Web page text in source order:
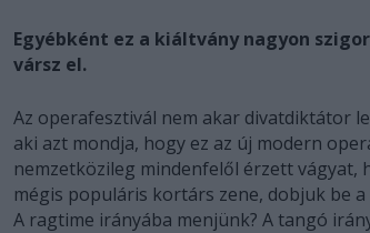
Egyébként ez a kiáltvány nagyon
vársz el.
Az operafesztivál nem akar divatdiktátor
aki azt mondja, hogy ez az új modern
nemzetközileg mindenfelől érzett vágyat,
mégis populáris kortárs zene, dobjuk be
A ragtime irányába menjünk? A tangó